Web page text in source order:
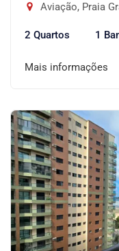
Aviação, Praia
2 Quartos 1
Mais informações